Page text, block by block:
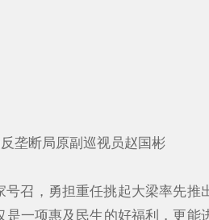
垄断局原副巡视员赵国彬
召，勇担重任挑起大梁率先
一项惠及民生的好福利，更